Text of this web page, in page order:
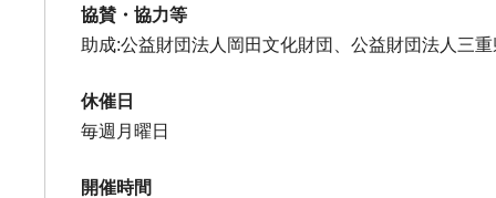
協賛・協力等
助成:公益財団法人岡田文化財団、公益財団法人三
休催日
毎週月曜日
開催時間